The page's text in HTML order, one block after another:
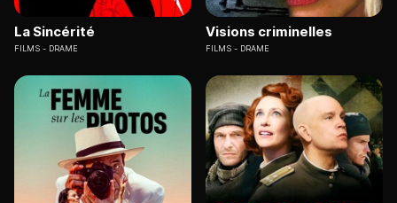
La Sincérité
FILMS DRAME
Visions criminelles
FILMS DRAME